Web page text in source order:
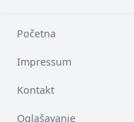
Početna
Impressum
Kontakt
Oglašavanje